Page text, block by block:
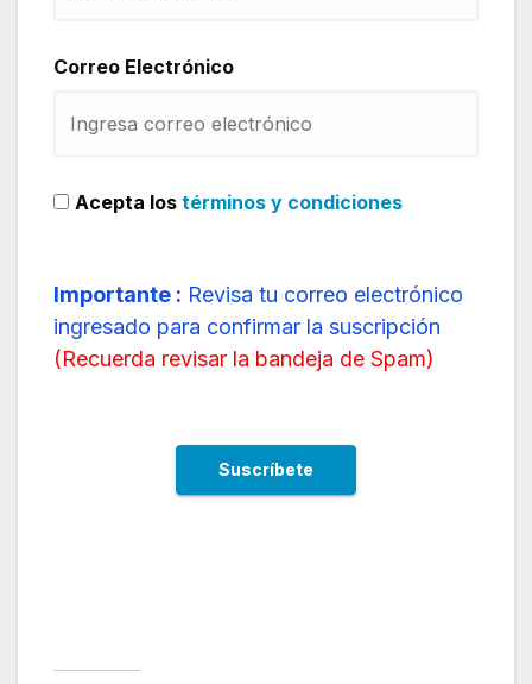
Correo Electrónico
Acepta los términos y condiciones
Importante : Revisa tu correo electrónico
ingresado para confirmar la suscripción
(Recuerda revisar la bandeja de Spam)